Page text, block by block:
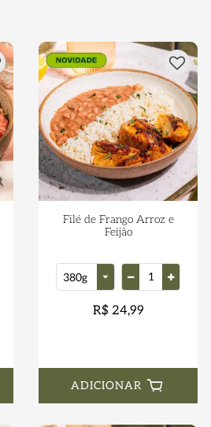
Filé de Frango Arroz e
Feijão
R$ 24,99
ADICIONAR